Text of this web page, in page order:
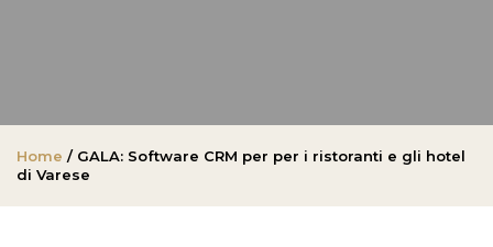
Home / GALA: Software CRM per per i ristoranti e gli hotel
di Varese